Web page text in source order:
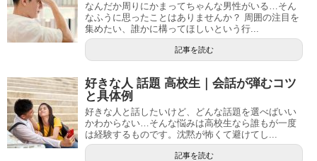
なんだか周りにかまってちゃんな男性がいる…そん
なふうに思ったことはありませんか？ 周囲の注目を
集めたい、誰かに構ってほしいという行...
記事を読む
好きな人 話題 高校生｜会話が弾むコツ
と具体例
好きな人と話したいけど、どんな話題を選べばいい
かわからない…そんな悩みは高校生なら誰もが一度
は経験するものです。沈黙が怖くて避けてし...
記事を読む